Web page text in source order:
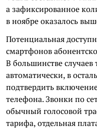
а зафиксированное
в ноябре оказалось
Потенциальная
смартфонов
В большинстве случаев
автоматически, в
подтвердить
телефона. Звонки по
обычный голосовой
тарифа, отдельная